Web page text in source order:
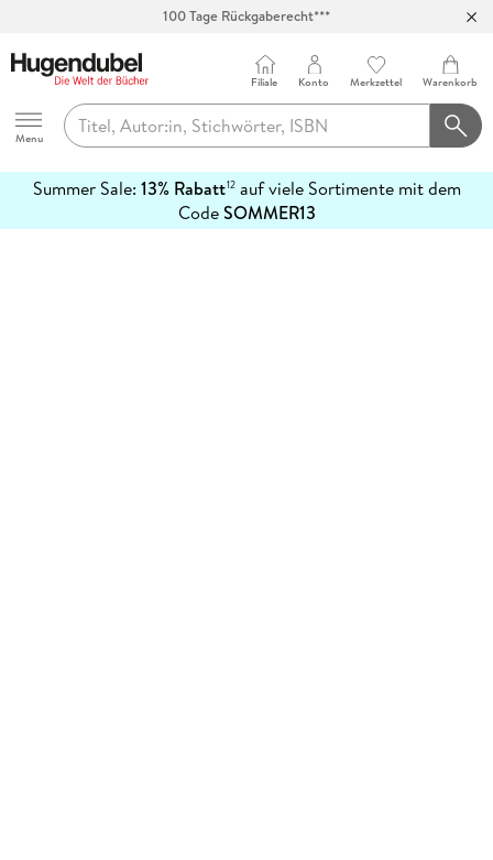
100 Tage Rückgaberecht***
Hugendubel
Menu
Filiale Konto Merkzettel Warenkorb
Summer Sale: 13% Rabatt12auf viele Sortimente mit dem
CodeSOMMER13
erfahren